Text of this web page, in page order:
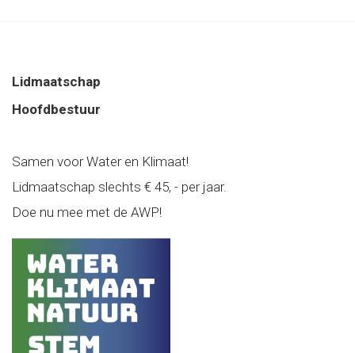
Lidmaatschap
Hoofdbestuur
Samen voor Water en Klimaat!
Lidmaatschap slechts € 45, - per jaar.
Doe nu mee met de AWP!